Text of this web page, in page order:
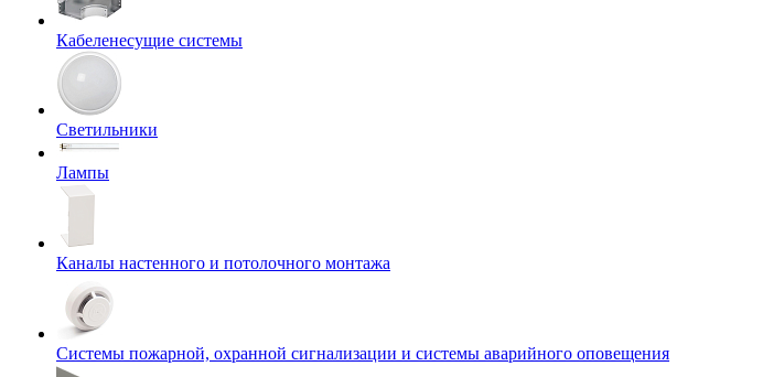
Кабеленесущие системы
Светильники
Лампы
Каналы настенного и потолочного монтажа
Системы пожарной, охранной сигнализации и системы аварийного оповещения